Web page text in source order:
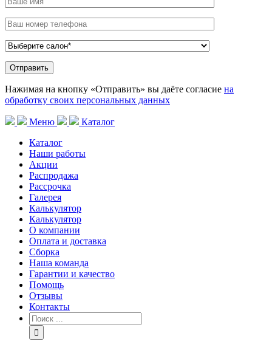
Нажимая на кнопку «Отправить» вы даёте согласие на
обработку своих персональных данных
Меню
Каталог
Каталог
Наши работы
Акции
Распродажа
Рассрочка
Галерея
Калькулятор
Калькулятор
О компании
Оплата и доставка
Сборка
Наша команда
Гарантии и качество
Помощь
Отзывы
Контакты